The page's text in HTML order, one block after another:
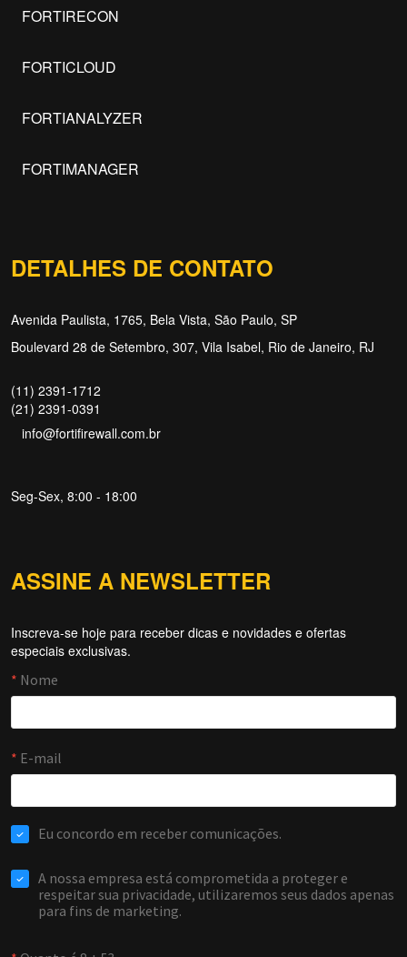
FORTIRECON
FORTICLOUD
FORTIANALYZER
FORTIMANAGER
DETALHES DE CONTATO
Avenida Paulista, 1765, Bela Vista, São Paulo, SP
Boulevard 28 de Setembro, 307, Vila Isabel, Rio de Janeiro, RJ
(11) 2391-1712
(21) 2391-0391
info@fortifirewall.com.br
Seg-Sex, 8:00 - 18:00
ASSINE A NEWSLETTER
Inscreva-se hoje para receber dicas e novidades e ofertas
especiais exclusivas.
Forti Firewall
EMAIL
WHATSAPP / TELEFONE